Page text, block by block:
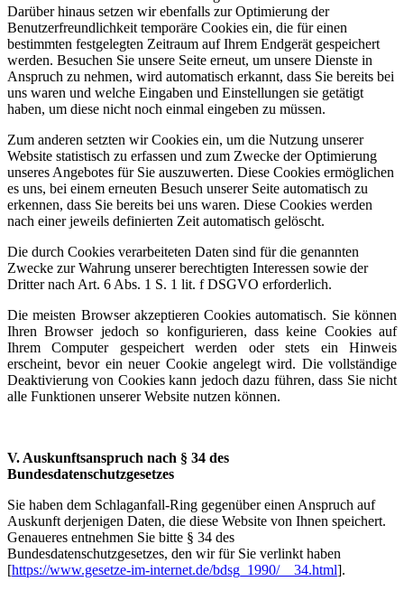
Darüber hinaus setzen wir ebenfalls zur Optimierung der
Benutzerfreundlichkeit temporäre Cookies ein, die für einen
bestimmten festgelegten Zeitraum auf Ihrem Endgerät gespeichert
werden. Besuchen Sie unsere Seite erneut, um unsere Dienste in
Anspruch zu nehmen, wird automatisch erkannt, dass Sie bereits bei
uns waren und welche Eingaben und Einstellungen sie getätigt
haben, um diese nicht noch einmal eingeben zu müssen.
Zum anderen setzten wir Cookies ein, um die Nutzung unserer
Website statistisch zu erfassen und zum Zwecke der Optimierung
unseres Angebotes für Sie auszuwerten. Diese Cookies ermöglichen
es uns, bei einem erneuten Besuch unserer Seite automatisch zu
erkennen, dass Sie bereits bei uns waren. Diese Cookies werden
nach einer jeweils definierten Zeit automatisch gelöscht.
Die durch Cookies verarbeiteten Daten sind für die genannten
Zwecke zur Wahrung unserer berechtigten Interessen sowie der
Dritter nach Art. 6 Abs. 1 S. 1 lit. f DSGVO erforderlich.
Die meisten Browser akzeptieren Cookies automatisch. Sie können
Ihren Browser jedoch so konfigurieren, dass keine Cookies auf
Ihrem Computer gespeichert werden oder stets ein Hinweis
erscheint, bevor ein neuer Cookie angelegt wird. Die vollständige
Deaktivierung von Cookies kann jedoch dazu führen, dass Sie nicht
alle Funktionen unserer Website nutzen können.
V. Auskunftsanspruch nach § 34 des
Bundesdatenschutzgesetzes
Sie haben dem Schlaganfall-Ring gegenüber einen Anspruch auf
Auskunft derjenigen Daten, die diese Website von Ihnen speichert.
Genaueres entnehmen Sie bitte § 34 des
Bundesdatenschutzgesetzes, den wir für Sie verlinkt haben
[https://www.gesetze-im-internet.de/bdsg_1990/__34.html].